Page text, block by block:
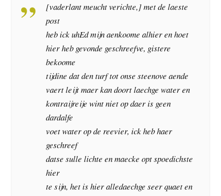
[vaderlant meucht verichte,] met de laeste
post
heb ick uhEd mijn aenkoome alhier en hoet
hier heb gevonde geschreefve, gistere
bekoome
tijdine dat den turf tot onse steenove aende
vaert leijt maer kan doort laechge water en
kontraijreije wint niet op daer is geen
dardalfe
voet water op de reevier, ick heb haer
geschreef
datse sulle lichte en maecke opt spoedichste
hier
te sijn, het is hier alledaechge seer quaet en